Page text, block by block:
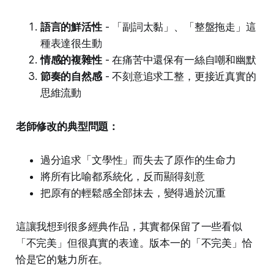
語言的鮮活性- 「副詞太黏」、「整盤拖走」這
種表達很生動
情感的複雜性- 在痛苦中還保有一絲自嘲和幽默
節奏的自然感- 不刻意追求工整，更接近真實的
思維流動
老師修改的典型問題：
過分追求「文學性」而失去了原作的生命力
將所有比喻都系統化，反而顯得刻意
把原有的輕鬆感全部抹去，變得過於沉重
這讓我想到很多經典作品，其實都保留了一些看似
「不完美」但很真實的表達。版本一的「不完美」恰
恰是它的魅力所在。